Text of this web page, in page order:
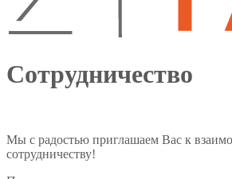
Сотрудничество
Мы с радостью приглашаем Вас к
сотрудничеству!